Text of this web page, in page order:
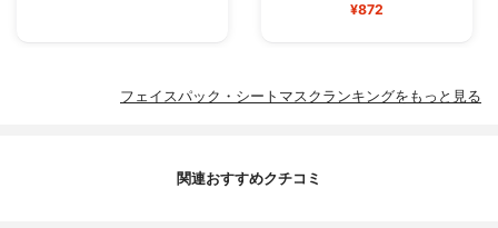
¥872
フェイスパック・シートマスクランキングをもっと見る
関連おすすめクチコミ